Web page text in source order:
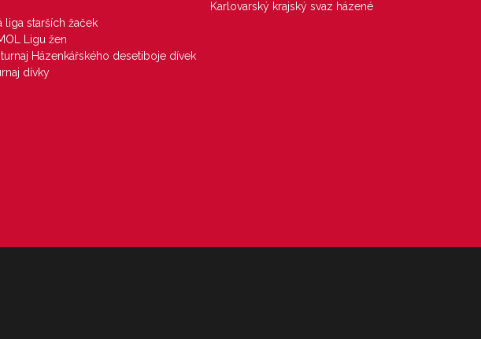
liga starších žaček
Ligu žen
Házenkářského desetiboje dívek
dívky
Karlovarský krajský svaz házené